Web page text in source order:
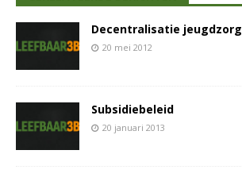
Decentralisatie jeugdzorg
20 mei 2012
Subsidiebeleid
20 januari 2013